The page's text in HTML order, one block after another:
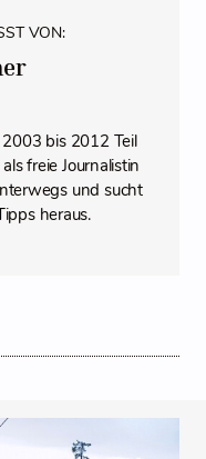
VON:
bis 2012 Teil
freie Journalistin
und sucht
heraus.